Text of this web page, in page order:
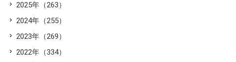
2025年（263）
2024年（255）
2023年（269）
2022年（334）